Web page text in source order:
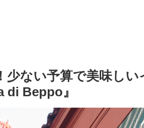
少ない予算で美味し
di Beppo』